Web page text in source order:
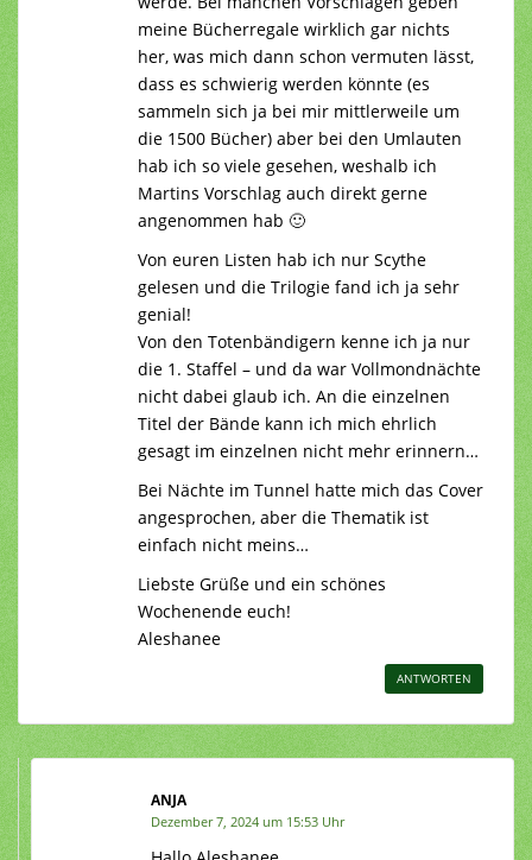
meine Bücherregale wirklich gar nichts
her, was mich dann schon vermuten lässt,
dass es schwierig werden könnte (es
sammeln sich ja bei mir mittlerweile um
die 1500 Bücher) aber bei den Umlauten
hab ich so viele gesehen, weshalb ich
Martins Vorschlag auch direkt gerne
angenommen hab 🙂
Von euren Listen hab ich nur Scythe
gelesen und die Trilogie fand ich ja sehr
genial!
Von den Totenbändigern kenne ich ja nur
die 1. Staffel – und da war Vollmondnächte
nicht dabei glaub ich. An die einzelnen
Titel der Bände kann ich mich ehrlich
gesagt im einzelnen nicht mehr erinnern…
Bei Nächte im Tunnel hatte mich das Cover
angesprochen, aber die Thematik ist
einfach nicht meins…
Liebste Grüße und ein schönes
Wochenende euch!
Aleshanee
ANTWORTEN
ANJA
Dezember 7, 2024 um 15:53 Uhr